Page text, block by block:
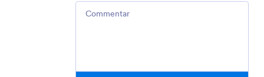
Comment